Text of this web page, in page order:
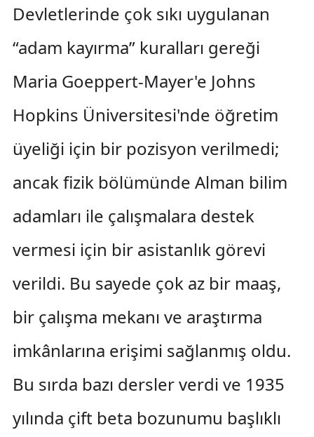
Devletlerinde çok sıkı uygulanan
“adam kayırma” kuralları gereği
Maria Goeppert-Mayer'e Johns
Hopkins Üniversitesi'nde öğretim
üyeliği için bir pozisyon verilmedi;
ancak fizik bölümünde Alman bilim
adamları ile çalışmalara destek
vermesi için bir asistanlık görevi
verildi. Bu sayede çok az bir maaş,
bir çalışma mekanı ve araştırma
imkânlarına erişimi sağlanmış oldu.
Bu sırda bazı dersler verdi ve 1935
yılında çift beta bozunumu başlıklı